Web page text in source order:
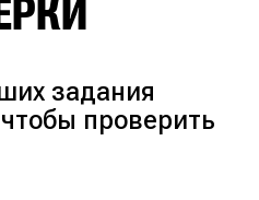
задания
проверить